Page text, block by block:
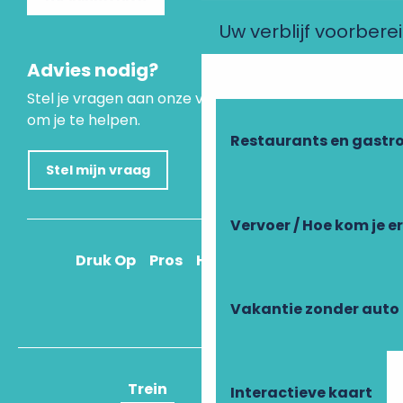
Uw verblijf
Restaurants en
Vervoer / Hoe kom je
Vakantie zonder auto
Interactieve kaart
Advies nodig?
Stel je vragen aan onze virtuele assistent, die er is
om je te helpen.
Stel mijn vraag
Druk Op Pros Hoe kom ik daar?
Trein Vliegtuig